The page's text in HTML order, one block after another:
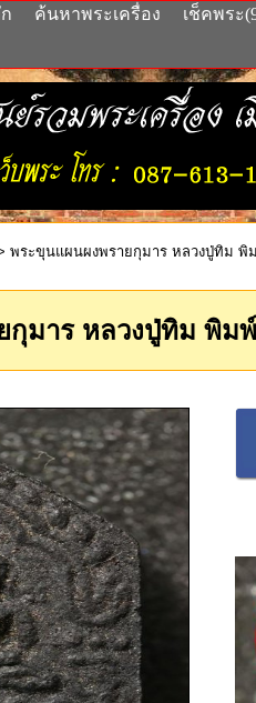
ค้นหาพระเครื่อง เช็คพระ
พระขุนแผนผงพรายกุมาร หลวงปู่ทิม พิ
มาร หลวงปู่ทิม พิมพ์